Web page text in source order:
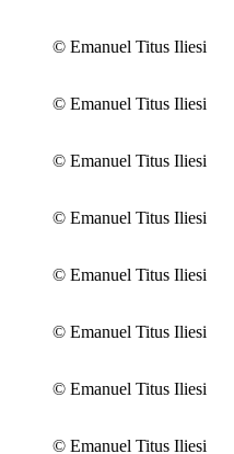
© Emanuel Titus Iliesi
© Emanuel Titus Iliesi
© Emanuel Titus Iliesi
© Emanuel Titus Iliesi
© Emanuel Titus Iliesi
© Emanuel Titus Iliesi
© Emanuel Titus Iliesi
© Emanuel Titus Iliesi